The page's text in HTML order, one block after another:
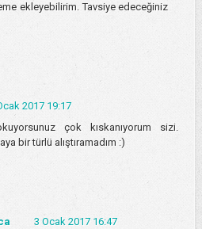
ekleyebilirim. Tavsiye edeceğiniz
2017 19:17
çok kıskanıyorum sizi.
bir türlü alıştıramadım :)
3 Ocak 2017 16:47